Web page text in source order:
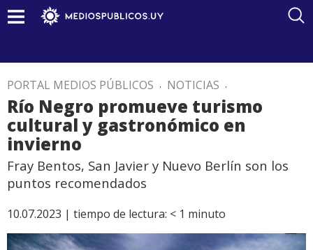
PORTAL MEDIOS PÚBLICOS . NOTICIAS .
Río Negro promueve turismo
cultural y gastronómico en
invierno
Fray Bentos, San Javier y Nuevo Berlín son los
puntos recomendados
10.07.2023 | tiempo de lectura: < 1 minuto